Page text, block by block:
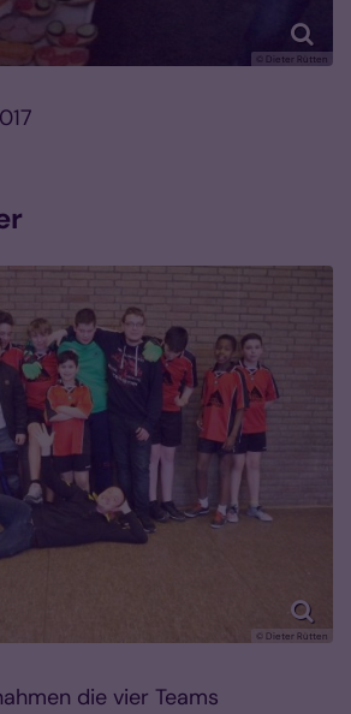
© Dieter Rütten
© Dieter Rütten
die vier Teams